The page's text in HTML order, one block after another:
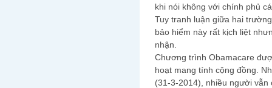
khi nói không với chính phủ
Tuy tranh luận giữa hai
bảo hiểm này rất kịch liệt
nhận.
Chương trình Obamacare
hoạt mang tính cộng đồng.
(31-3-2014), nhiều người